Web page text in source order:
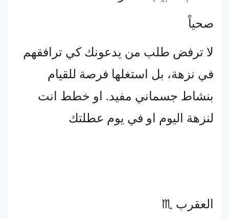
صحياً
لا ترفض طلب من يدعونك كي ترافقهم
في نزهة، بل استغلها فرصة للقيام
بنشاط جسماني مفيد. او خطط انت
لنزهة اليوم او في يوم عطلتك
العقرب ♏